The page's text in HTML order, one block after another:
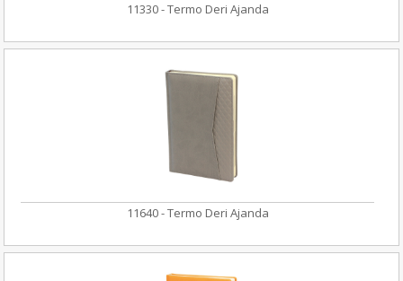
11330 - Termo Deri Ajanda
11640 - Termo Deri Ajanda